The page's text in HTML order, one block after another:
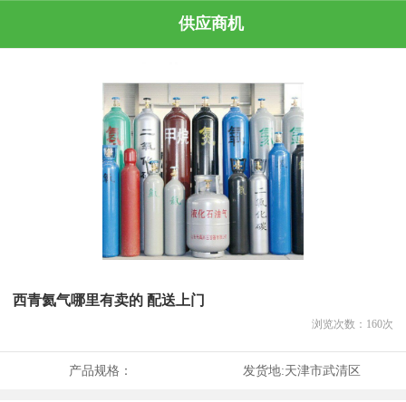
供应商机
西青氦气哪里有卖的 配送上门
浏览次数： 160次
产品规格： 发货地:天津市武清区